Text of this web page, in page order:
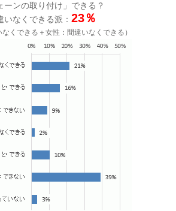
ーンの取り付け」できる？
いなくできる派： 23％
なくできる＋女性：間違いなくできる）